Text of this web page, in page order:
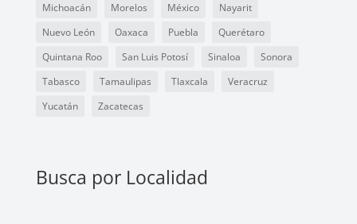
Michoacán
Morelos México
Nayarit
Nuevo León
Oaxaca Puebla
Querétaro
Quintana Roo
San Luis Potosí Sinaloa
Sonora
Tabasco
Tamaulipas Tlaxcala
Veracruz
Yucatán
Zacatecas
Busca por Localidad